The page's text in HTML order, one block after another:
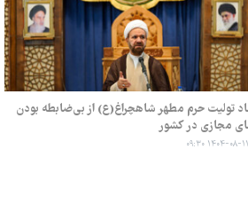
تولیت حرم مطهر شاهچراغ(ع) از بی‌ضابطه بودن
مجازی در کشور
۱۴۰۴-۰۸-۱۱ ۰۹:۳۰